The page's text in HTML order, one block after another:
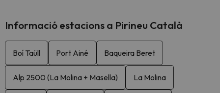
Informació estacions a Pirineu Català
Boí Taüll Port Ainé Baqueira Beret
Alp 2500 (La Molina + Masella) La Molina